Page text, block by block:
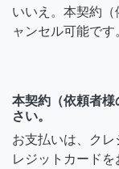
いいえ。本契約
ャンセル可能です
本契約（依頼者
さい。
お支払いは、ク
レジットカード